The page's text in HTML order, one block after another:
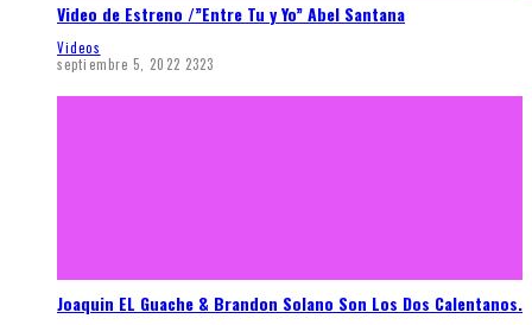
Video de Estreno /”Entre Tu y Yo” Abel Santana
Videos
septiembre 5, 2022 2323
Joaquin EL Guache & Brandon Solano Son Los Dos Calentanos.